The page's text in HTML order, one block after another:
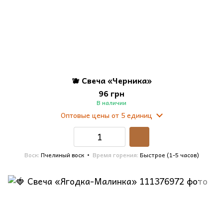
🫐 Свеча «Черника»
96 грн
В наличии
Оптовые цены от 5 единиц
Воск Пчелиный воск Время горения Быстрое (1-5 часов)